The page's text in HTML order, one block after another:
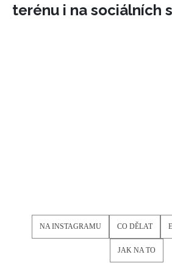
terénu i na sociálních
NA INSTAGRAMU CO DĚLAT
JAK NA TO